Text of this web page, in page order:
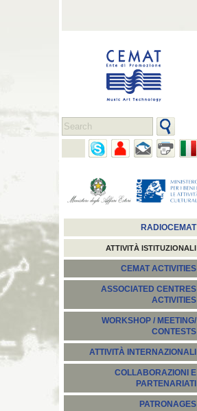
RADIOCEMAT
ATTIVITÀ ISTITUZIONALI
CEMAT ACTIVITIES
ASSOCIATED CENTRES
ACTIVITIES
WORKSHOP / MEETING/
CONTESTS
ATTIVITÀ INTERNAZIONALI
COLLABORAZIONI E
PARTENARIATI
PATRONAGES